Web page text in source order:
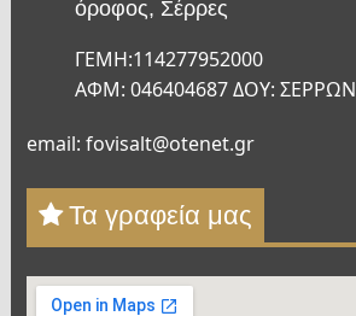
όροφος, Σέρρες
ΓΕΜΗ:114277952000
ΑΦΜ: 046404687 ΔΟΥ: ΣΕΡΡΩΝ
email: fovisalt@otenet.gr
Τα γραφεία μας